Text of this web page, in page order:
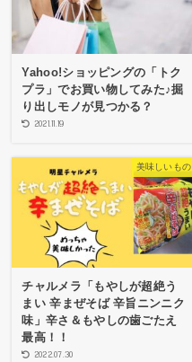
Yahoo!ショッピングの「トク
プラ」でお買い物してみた♪掘
り出しモノが見つかる？
2021.11.19
美味しいもの
チャルメラ「もやしが超絶う
まい 辛まぜそば 辛旨ニンニク
味」辛さ＆もやしの歯ごたえ
最高！！
2022.07.30